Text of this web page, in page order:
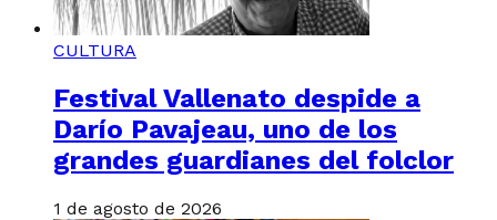
CULTURA
Festival Vallenato despide a
Darío Pavajeau, uno de los
grandes guardianes del folclor
1 de agosto de 2026